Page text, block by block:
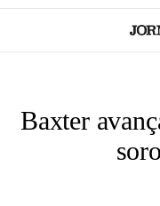
Baxter